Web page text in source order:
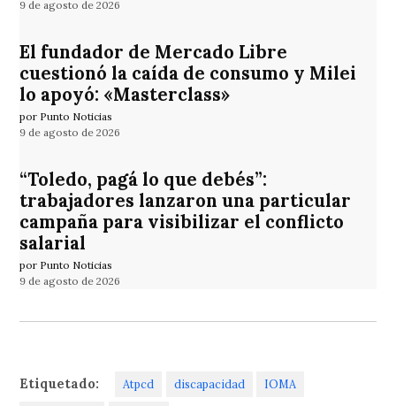
9 de agosto de 2026
El fundador de Mercado Libre
cuestionó la caída de consumo y Milei
lo apoyó: «Masterclass»
por Punto Noticias
9 de agosto de 2026
“Toledo, pagá lo que debés”:
trabajadores lanzaron una particular
campaña para visibilizar el conflicto
salarial
por Punto Noticias
9 de agosto de 2026
Etiquetado: Atpcd discapacidad IOMA